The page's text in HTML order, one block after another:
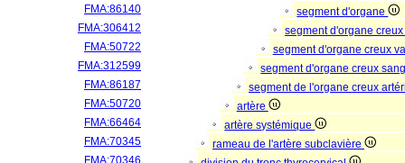
FMA:86140
segment d'organe
FMA:306412
segment d'organe
FMA:50722
segment d'organe creux
FMA:312599
segment d'organe creux
FMA:86187
segment de l'organe creux
FMA:50720
artère
FMA:66464
artère systémique
FMA:70345
rameau de l'artère subclavière
FMA:70346